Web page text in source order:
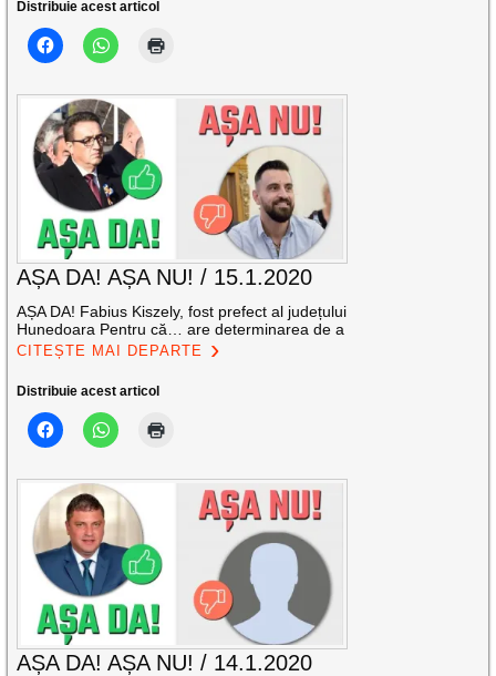
Distribuie acest articol
AȘA DA! AȘA NU! / 15.1.2020
AȘA DA! Fabius Kiszely, fost prefect al județului
Hunedoara Pentru că… are determinarea de a
CITEȘTE MAI DEPARTE
Distribuie acest articol
AȘA DA! AȘA NU! / 14.1.2020